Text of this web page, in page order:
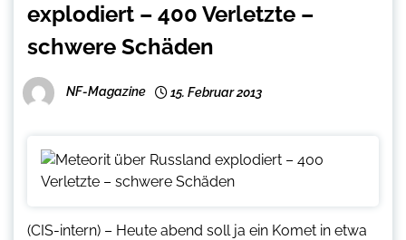
explodiert – 400 Verletzte –
schwere Schäden
NF-Magazine 15. Februar 2013
(CIS-intern) – Heute abend soll ja ein Komet in etwa